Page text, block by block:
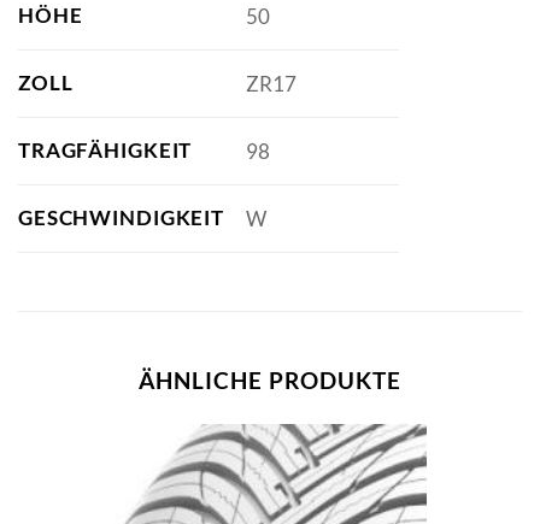
HÖHE 50
ZOLL ZR17
TRAGFÄHIGKEIT 98
GESCHWINDIGKEIT W
ÄHNLICHE PRODUKTE